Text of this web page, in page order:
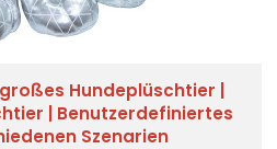
Hundeplüschtier |
| Benutzerdefiniertes
Szenarien